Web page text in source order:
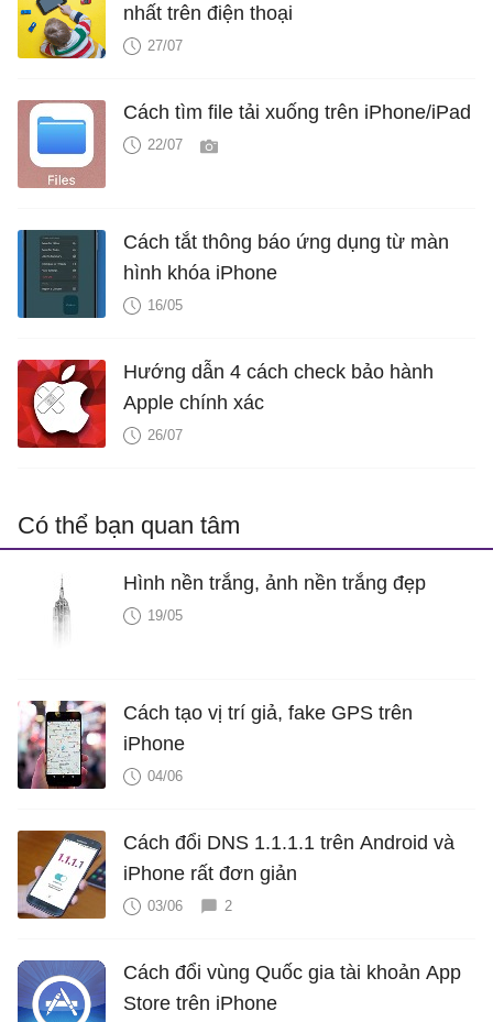
nhất trên điện thoại
27/07
Cách tìm file tải xuống trên iPhone/iPad
22/07
Cách tắt thông báo ứng dụng từ màn
hình khóa iPhone
16/05
Hướng dẫn 4 cách check bảo hành
Apple chính xác
26/07
Có thể bạn quan tâm
Hình nền trắng, ảnh nền trắng đẹp
19/05
Cách tạo vị trí giả, fake GPS trên
iPhone
04/06
Cách đổi DNS 1.1.1.1 trên Android và
iPhone rất đơn giản
03/06 2
Cách đổi vùng Quốc gia tài khoản App
Store trên iPhone